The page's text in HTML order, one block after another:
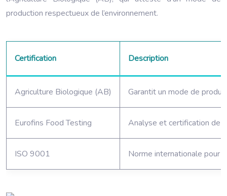
production respectueux de l’environnement.
Certification Description
Agriculture Biologique (AB) Garantit un mode de
Eurofins Food Testing Analyse et certification de
ISO 9001 Norme internationale pour